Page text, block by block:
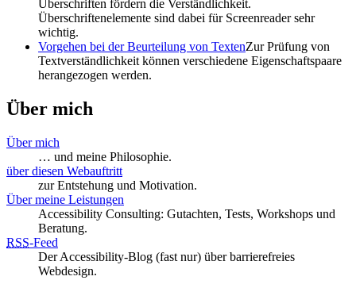
Überschriften fördern die Verständlichkeit.
Überschriftenelemente sind dabei für Screenreader sehr
wichtig.
Vorgehen bei der Beurteilung von TextenZur Prüfung von
Textverständlichkeit können verschiedene Eigenschaftspaare
herangezogen werden.
Über mich
Über mich
… und meine Philosophie.
über diesen Webauftritt
zur Entstehung und Motivation.
Über meine Leistungen
Accessibility Consulting: Gutachten, Tests, Workshops und
Beratung.
RSS-Feed
Der Accessibility-Blog (fast nur) über barrierefreies
Webdesign.